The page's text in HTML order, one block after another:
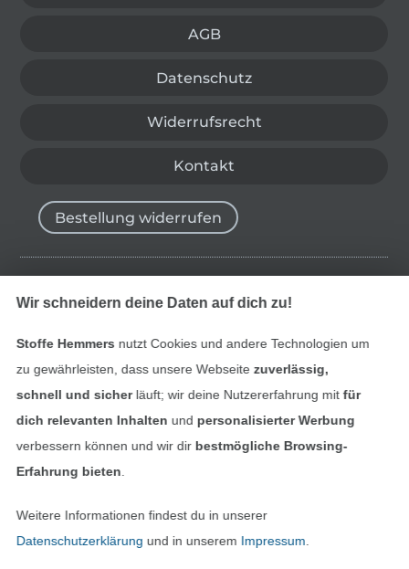
AGB
Datenschutz
Widerrufsrecht
Kontakt
Bestellung widerrufen
Finde mehr Inspiration
Nederlands
In den niederländischen
Français
In den
Wir schneidern deine Daten auf dich zu!
Stoffe Hemmers nutzt Cookies und andere Technologien um
zu gewährleisten, dass unsere Webseite zuverlässig,
schnell und sicherläuft; wir deine Nutzererfahrung mitfür
dich relevanten Inhalten und personalisierter Werbung
verbessern können und wir dir bestmögliche Browsing-
Erfahrung bieten
Weitere Informationen findest du in unserer
Datenschutzerklärung und in unserem Impressum